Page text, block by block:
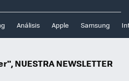
Análisis Apple Samsung
NUESTRA NEWSLETTER